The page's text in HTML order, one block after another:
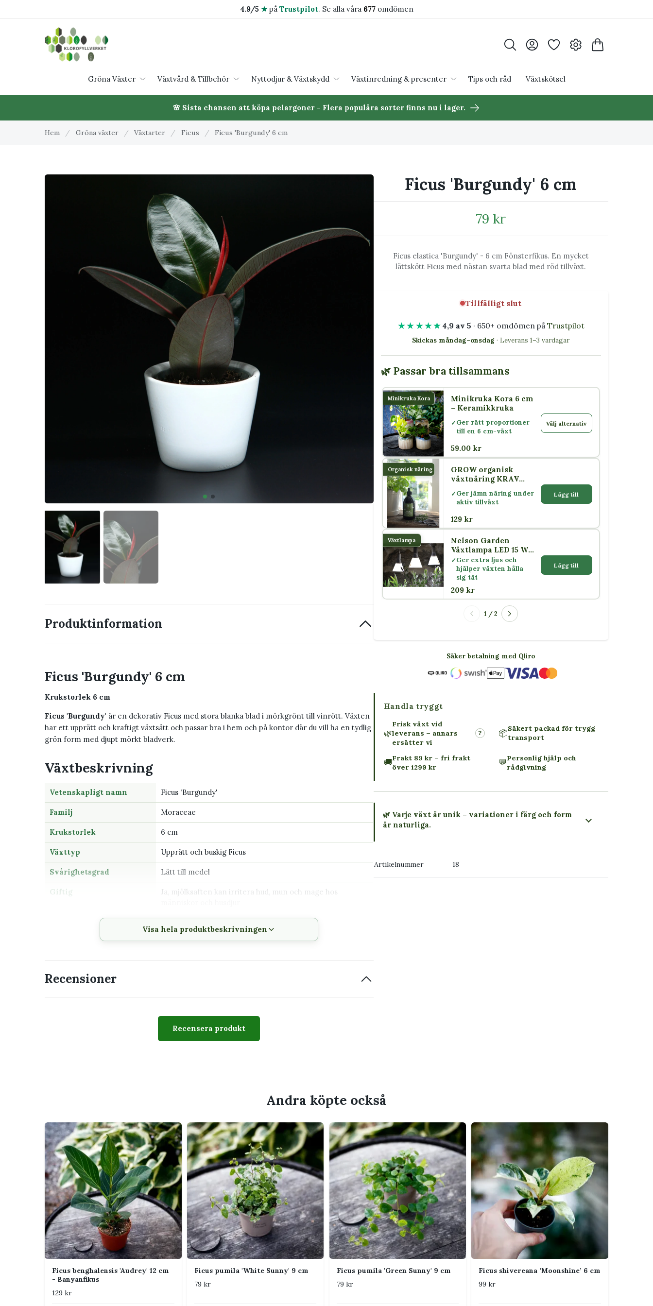
4.9/5 ★på Trustpilot. Se alla våra 677omdömen
Gröna Växter Växtvård & Tillbehör Nyttodjur & Växtskydd Växtinredning & presenter Tips och råd Växtskötsel
🌸 Sista chansen att köpa pelargoner - Flera populära sorter finns nu i lager.
Hem / Gröna växter / Växtarter / Ficus / Ficus 'Burgundy' 6 cm
Produktinformation
Ficus 'Burgundy' 6 cm
Krukstorlek 6 cm
Ficus 'Burgundy' är en dekorativ Ficus med stora blanka blad i mörkgrönt till vinrött. Växten
har ett upprätt och kraftigt växtsätt och passar bra i hem och på kontor där du vill ha en tydlig
grön form med djupt mörkt bladverk.
Växtbeskrivning
Vetenskapligt namn Ficus 'Burgundy'
Familj Moraceae
Krukstorlek 6 cm
Växttyp Upprätt och buskig Ficus
Svårighetsgrad Lätt till medel
Giftig
Ja, mjölksaften kan irritera hud, mun och mage hos
Dig som vill ha en dekorativ bladväxt
Ljus
Ljust läge med indirekt eller filtrerat ljus. Vissa Ficus kan
vänjas vid mild sol, men stark direkt sol kan bränna bladen.
Vattning
Vattna när den översta delen av jorden har torkat upp. Låt
inte växten stå konstant blöt och häll bort överflödigt
vatten.
Jord
Näringsrik, luftig och väldränerad jord. Undvik tung jord
som håller sig blöt länge.
Luftfuktighet
Normal rumsluft fungerar ofta bra, men något högre
luftfuktighet kan minska torra bladkanter och risken för
Temperatur
Trivs bäst varmt och jämnt. Undvik kalla drag,
Visa hela produktbeskrivningen
Recensioner
Recensera produkt
Ficus 'Burgundy' 6 cm
79 kr
Ficus elastica 'Burgundy' - 6 cm Fönsterfikus. En mycket
lättskött Ficus med nästan svarta blad med röd tillväxt.
Tillfälligt slut
★★★★★ 4,9 av 5 · 650+ omdömen på Trustpilot
Skickas måndag–onsdag · Leverans 1–3 vardagar
🌿 Passar bra tillsammans
Minikruka Kora
Minikruka Kora 6 cm
– Keramikkruka
Ger rätt proportioner
till en 6 cm-växt
59.00 kr
Välj alternativ
Organisk näring
GROW organisk
växtnäring KRAV
Garden
Ger jämn näring under
aktiv tillväxt
129 kr
Lägg till
Växtlampa
Nelson Garden
Växtlampa LED 15 W
med skärm E27
Ger extra ljus och
hjälper växten hålla
sig tät
209 kr
Lägg till
1 / 2
Säker betalning med Qliro
Handla tryggt
🌿
Frisk växt vid
leverans – annars
ersätter vi
? 📦Säkert packad för trygg
transport
🚚Frakt 89 kr – fri frakt
över 1299 kr
💬Personlig hjälp och
rådgivning
🌿 Varje växt är unik – variationer i färg och form
är naturliga.
→ Kontakta oss
Artikelnummer 18
Andra köpte också
Ficus benghalensis 'Audrey' 12 cm
- Banyanfikus
129 kr
Ficus pumila 'White Sunny' 9 cm
79 kr
Ficus pumila 'Green Sunny' 9 cm
79 kr
Ficus shivereana ’Moonshine’ 6 cm
99 kr